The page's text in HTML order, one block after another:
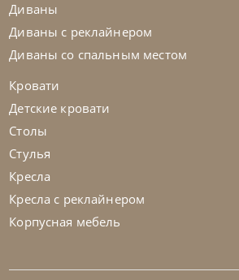
Стол обеденный Napoleon Wood
Диваны
Диваны с реклайнером
Диваны со спальным местом
Кровати
Детские кровати
Столы
Стулья
Кресла
Кресла с реклайнером
Корпусная мебель